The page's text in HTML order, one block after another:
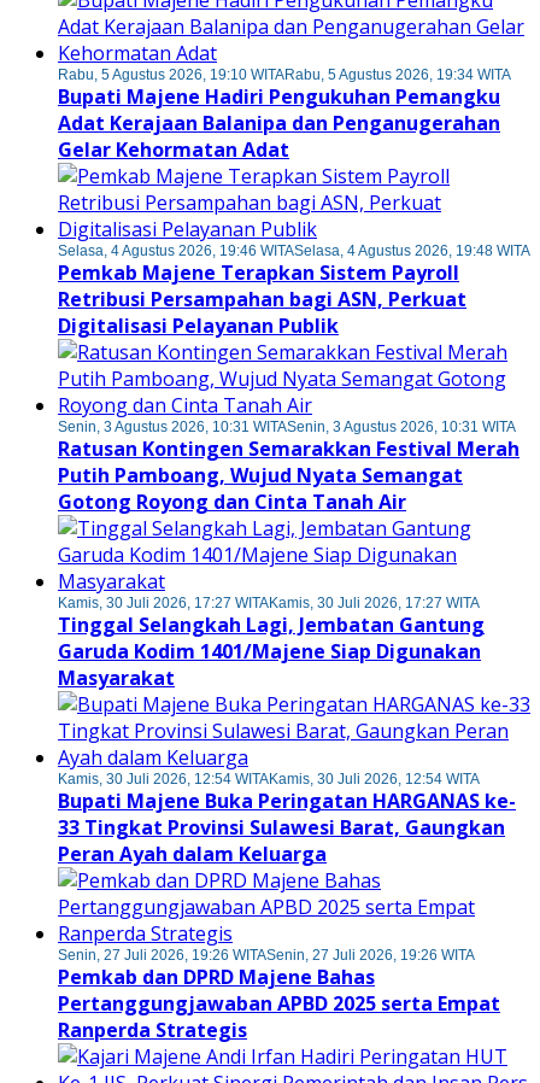
Rabu, 5 Agustus 2026, 19:10 WITARabu, 5 Agustus 2026, 19:34 WITA
Bupati Majene Hadiri Pengukuhan Pemangku
Adat Kerajaan Balanipa dan Penganugerahan
Gelar Kehormatan Adat
Selasa, 4 Agustus 2026, 19:46 WITASelasa, 4 Agustus 2026, 19:48 WITA
Pemkab Majene Terapkan Sistem Payroll
Retribusi Persampahan bagi ASN, Perkuat
Digitalisasi Pelayanan Publik
Senin, 3 Agustus 2026, 10:31 WITASenin, 3 Agustus 2026, 10:31 WITA
Ratusan Kontingen Semarakkan Festival Merah
Putih Pamboang, Wujud Nyata Semangat
Gotong Royong dan Cinta Tanah Air
Kamis, 30 Juli 2026, 17:27 WITAKamis, 30 Juli 2026, 17:27 WITA
Tinggal Selangkah Lagi, Jembatan Gantung
Garuda Kodim 1401/Majene Siap Digunakan
Masyarakat
Kamis, 30 Juli 2026, 12:54 WITAKamis, 30 Juli 2026, 12:54 WITA
Bupati Majene Buka Peringatan HARGANAS ke-
33 Tingkat Provinsi Sulawesi Barat, Gaungkan
Peran Ayah dalam Keluarga
Senin, 27 Juli 2026, 19:26 WITASenin, 27 Juli 2026, 19:26 WITA
Pemkab dan DPRD Majene Bahas
Pertanggungjawaban APBD 2025 serta Empat
Ranperda Strategis